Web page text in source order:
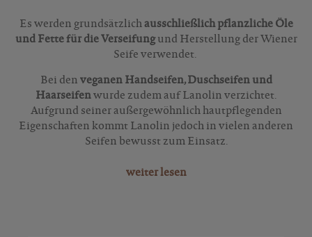
Es werden grundsätzlichausschließlich pflanzliche Öle
und Fette für die Verseifungund Herstellung der Wiener
Seife verwendet.
Bei denveganen Handseifen, Duschseifen und
Haarseifenwurde zudem auf Lanolin verzichtet.
Aufgrund seiner außergewöhnlich hautpflegenden
Eigenschaften kommt Lanolin jedoch in vielen anderen
Seifen bewusst zum Einsatz.
weiter lesen